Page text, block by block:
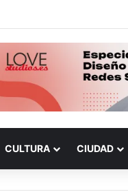
CULTURA CIUDAD